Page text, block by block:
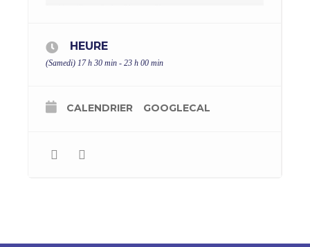
Entrée payante à partir de 4 €
CONTACT : osmsequedinbad@gmail.com Tel : 07.68.80.87.59
HEURE
(Samedi) 17 h 30 min - 23 h 00 min
CALENDRIER GOOGLECAL